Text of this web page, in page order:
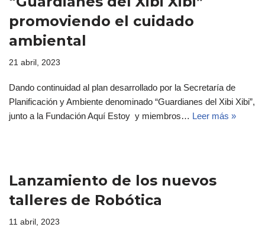
promoviendo el cuidado
ambiental
21 abril, 2023
Dando continuidad al plan desarrollado por la Secretaría de
Planificación y Ambiente denominado “Guardianes del Xibi Xibi”,
junto a la Fundación Aquí Estoy y miembros… Leer más »
Lanzamiento de los nuevos
talleres de Robótica
11 abril, 2023